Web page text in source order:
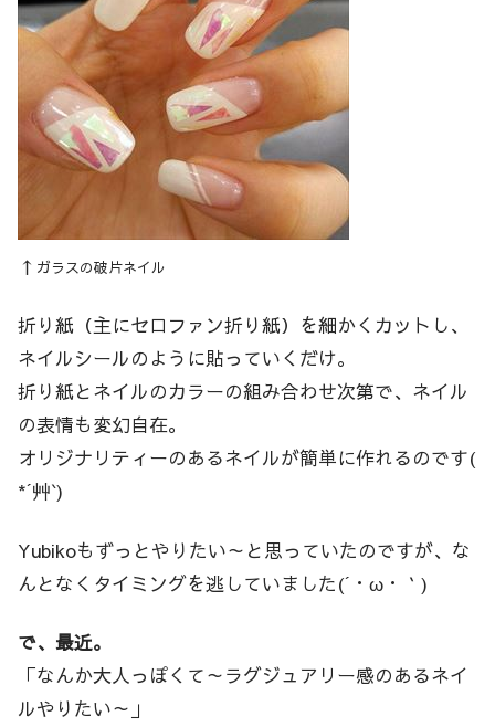
↑ ガラスの破片ネイル
折り紙（主にセロファン折り紙）を細かくカットし、
ネイルシールのように貼っていくだけ。
折り紙とネイルのカラーの組み合わせ次第で、ネイル
の表情も変幻自在。
オリジナリティーのあるネイルが簡単に作れるのです(
*´艸`)
Yubikoもずっとやりたい～と思っていたのですが、な
んとなくタイミングを逃していました(´・ω・｀)
で、最近。
「なんか大人っぽくて～ラグジュアリー感のあるネイ
ルやりたい～」